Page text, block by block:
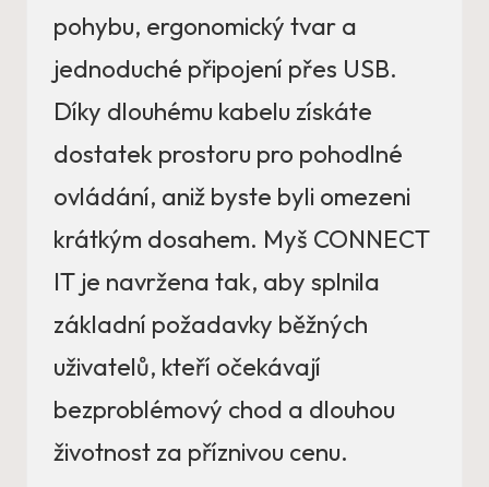
pohybu, ergonomický tvar a
jednoduché připojení přes USB.
Díky dlouhému kabelu získáte
dostatek prostoru pro pohodlné
ovládání, aniž byste byli omezeni
krátkým dosahem. Myš CONNECT
IT je navržena tak, aby splnila
základní požadavky běžných
uživatelů, kteří očekávají
bezproblémový chod a dlouhou
životnost za příznivou cenu.